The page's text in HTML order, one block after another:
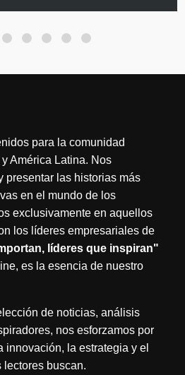
para la comunidad
América Latina. Nos
presentar las historias más
en el mundo de los
exclusivamente en aquellos
los líderes empresariales de
líderes que inspiran"
es la esencia de nuestro
de noticias, análisis
nos esforzamos por
innovación, la estrategia y el
lectores buscan.